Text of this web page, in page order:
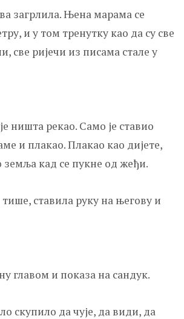
загрлила. Њена марама се
и у том тренутку као да су све
све ријечи из писама стале у
ништа рекао. Само је ставио
и плакао. Плакао као дијете,
земља кад се пукне од жеђи.
ставила руку на његову и
главом и показа на сандук.
скупило да чује, да види, да